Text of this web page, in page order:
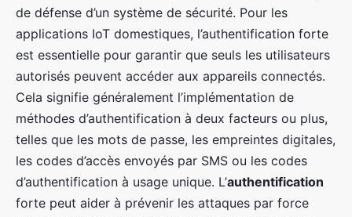
de défense d’un système de sécurité. Pour les
applications IoT domestiques, l’authentification forte
est essentielle pour garantir que seuls les utilisateurs
autorisés peuvent accéder aux appareils connectés.
Cela signifie généralement l’implémentation de
méthodes d’authentification à deux facteurs ou plus,
telles que les mots de passe, les empreintes digitales,
les codes d’accès envoyés par SMS ou les codes
d’authentification à usage unique. L’authentification
forte peut aider à prévenir les attaques par force